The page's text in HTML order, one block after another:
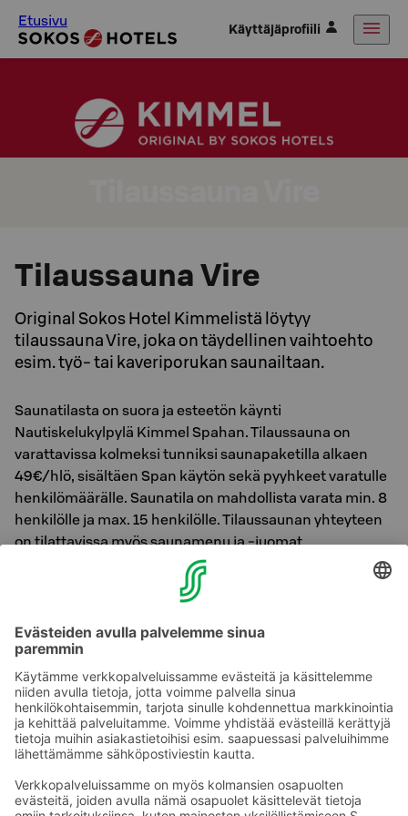
Etusivu Käyttäjäprofiili
Tilaussauna Vire
Original Sokos Hotel Kimmelistä löytyy
tilaussauna Vire, joka on täydellinen vaihtoehto
esim. työ- tai kaveriporukan saunailtaan.
Saunatilasta on suora ja esteetön käynti
Nautiskelukylpylä Kimmel Spahan. Tilaussauna on
varattavissa kolmeksi tunniksi saunapaketilla alkaen
49€/hlö, sisältäen Span käytön sekä pyyhkeet varatulle
henkilömäärälle. Saunatila on mahdollista varata min. 8
henkilölle ja max. 15 henkilölle. Tilaussaunan yhteyteen
on tilattavissa myös saunamenu ja -juomat
Tiedustelut ja varaukset Original Sokos Hotel
Kimmelin myyntipalvelusta:
Puhelun hinta 020-alkuisiin numeroihin pvm/mpm.